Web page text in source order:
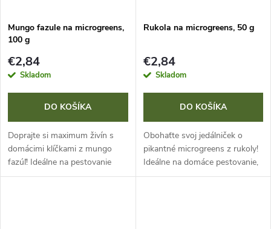
Mungo fazule na microgreens,
100 g
€2,84
Skladom
DO KOŠÍKA
Doprajte si maximum živín s
domácimi klíčkami z mungo
fazúľ! Ideálne na pestovanie
microgreens. Výhonky sú
Rukola na microgreens, 50 g
€2,84
Skladom
DO KOŠÍKA
Obohaťte svoj jedálniček o
pikantné microgreens z rukoly!
Ideálne na domáce pestovanie,
tieto klíčky sú nabité vitamínmi